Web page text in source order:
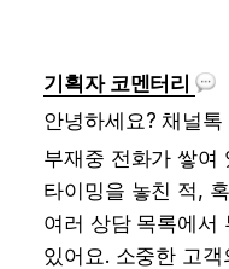
기획자 코멘터리
안녕하세요? 채널
부재중 전화가 쌓여
타이밍을 놓친 적,
여러 상담 목록에서
있어요. 소중한 고